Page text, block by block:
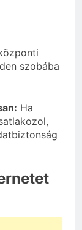
szobába
Ha